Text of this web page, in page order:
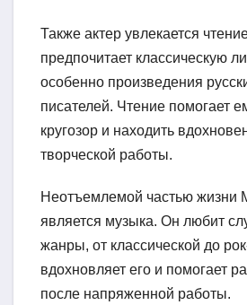
Также актер увлекается
предпочитает классическую
особенно произведения
писателей. Чтение помогает
кругозор и находить
творческой работы.
Неотъемлемой частью жизни
является музыка. Он любит
жанры, от классической до
вдохновляет его и помогает
после напряженной работы.